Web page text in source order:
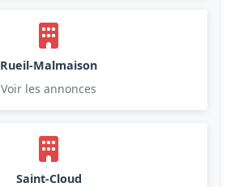
Rueil-Malmaison
Voir les annonces
Saint-Cloud